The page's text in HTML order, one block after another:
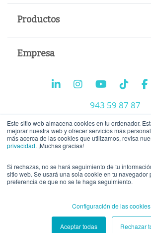
Este sitio web almacena cookies en tu ordenador.
mejorar nuestra web y ofrecer servicios más
más acerca de las cookies que utilizamos, revisa
privacidad. ¡Muchas gracias!
Si rechazas, no se hará seguimiento de tu
sitio web. Se usará una sola cookie en tu navegador
preferencia de que no se te haga seguimiento.
Configuración de las cookies
Aceptar todas Rechazar
Productos
Empresa
943 59 87 87
Trabaja con nosotros
Aviso legal - Política de privacidad -